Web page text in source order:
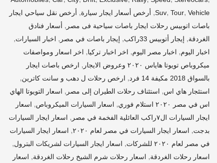
Suv, Tour, Vehicle
, أرخص أسعار ايجار سيارة, أرخص نقل سياحي ايجار
باصات اتوبيس رحلات ايجار باصات سياحية فى مصر , أسعار فنادق
الغردقة, إيجار أتوبيس 33راكب , إيجار باصات في مصر , اخبار السيارات,
اخبار اليوم, اخبار مصر اليوم, اخر اخبار تركيا, اخر اسعار ومواصفات
ميكروباص تويوتا هاياس ٢٠٢٠ وعروض الايجار
, ارخص باصات ايجار
بالسواق 2018 مكيفة 14 فرد
, ارخص رحلات ل دهب و سانت كاترين,
استئجار هاي اس, استئناف رحلات الطيران إلى مصر , اسعار التويوتا الهاي
اس في مصر ٢٠٢٠ استلام فوري
, اسعار السيارات الميكروباص, اسعار
ايجار السيارات ال٧راكب العائلية الفخمة في مصر
, اسعار ايجار السيارات
بدجت, اسعار ايجار السيارات في مصر لعام ٢٠٢٠ , اسعار ايجار السيارات
في مصر لعام ٢٠٢٠ للشركات
, اسعار ايجار السيارات لشريكات البترول,
اسعار رحلات الغردقة, اسعار رحلات شرم الشيخ رحلات الغردقة, اسعار